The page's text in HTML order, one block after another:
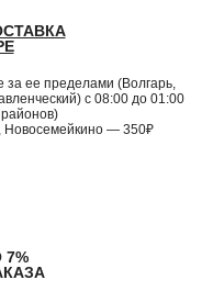
за ее пределами (Волгарь,
с 08:00 до 01:00
Новосемейкино — 350₽